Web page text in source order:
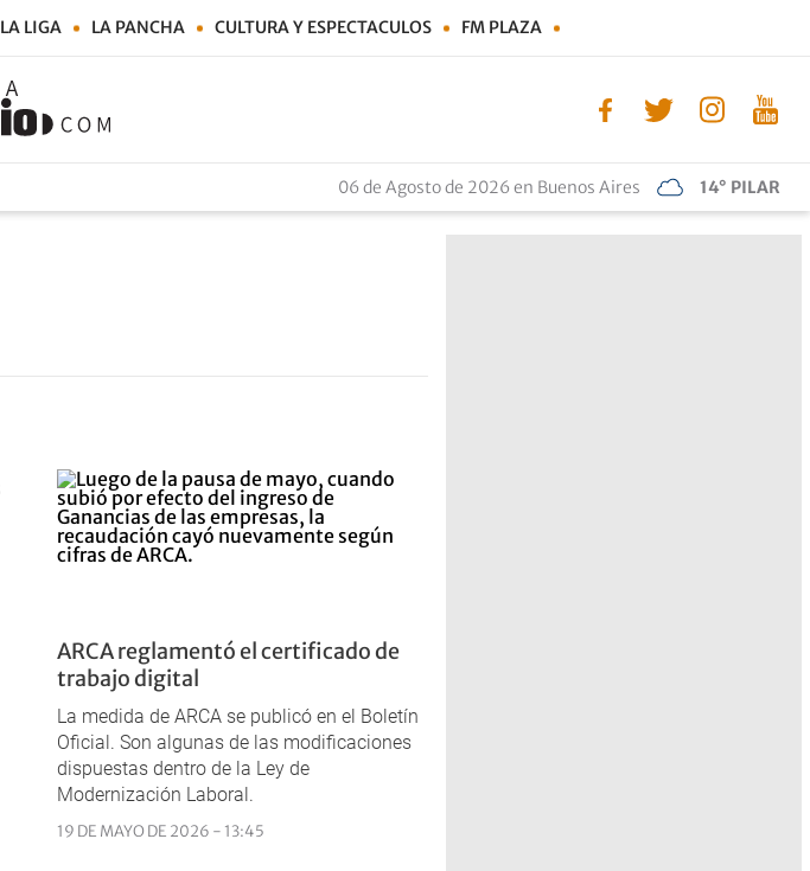
LA LIGA LA PANCHA CULTURA Y ESPECTACULOS FM PLAZA
06 de Agosto de 2026 en Buenos Aires 14° PILAR
ARCA reglamentó el certificado de
trabajo digital
La medida de ARCA se publicó en el Boletín
Oficial. Son algunas de las modificaciones
dispuestas dentro de la Ley de
Modernización Laboral.
19 DE MAYO DE 2026 - 13:45